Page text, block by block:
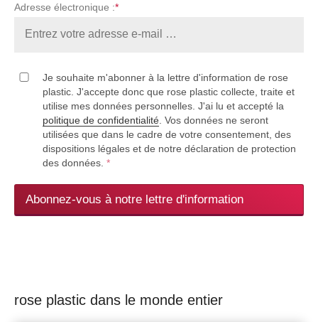
Adresse électronique :*
Je souhaite m'abonner à la lettre d'information de rose
plastic. J'accepte donc que rose plastic collecte, traite et
utilise mes données personnelles. J'ai lu et accepté la
politique de confidentialité . Vos données ne seront
utilisées que dans le cadre de votre consentement, des
dispositions légales et de notre déclaration de protection
des données. *
Abonnez-vous à notre lettre d'information
rose plastic dans le monde entier